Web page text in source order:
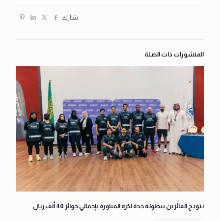
شارك
المنشورات ذات الصلة
تتويج الفائزين ببطولة جدة لكرة المناورة بإجمالي جوائز 40 ألف ريال